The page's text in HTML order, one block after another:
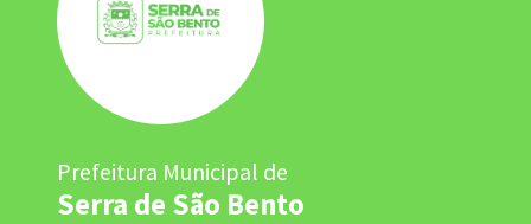
Prefeitura Municipal de
Serra de São Bento